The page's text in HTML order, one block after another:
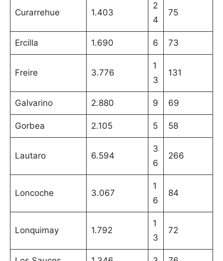
Curarrehue 1.403
2
4
75
Ercilla 1.690 6 73
Freire 3.776
1
3
131
Galvarino 2.880 9 69
Gorbea 2.105 5 58
Lautaro 6.594
3
6
266
Loncoche 3.067
1
6
84
Lonquimay 1.792
1
3
72